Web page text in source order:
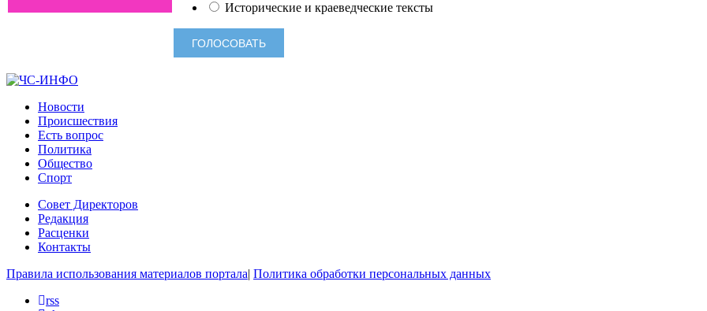
Исторические и краеведческие тексты
Новости
Происшествия
Есть вопрос
Политика
Общество
Спорт
Совет Директоров
Редакция
Расценки
Контакты
Правила использования материалов портала| Политика обработки персональных данных
rss